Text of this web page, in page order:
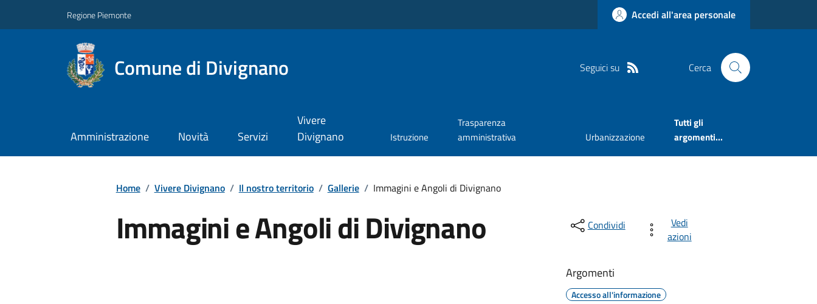
Regione Piemonte Accedi all'area personale
Comune di Divignano Seguici su Cerca
Amministrazione Novità Servizi
Vivere
Divignano
Istruzione
Trasparenza
amministrativa
Urbanizzazione
Tutti gli
argomenti...
Home / Vivere Divignano / Il nostro territorio / Gallerie / Immagini e Angoli di Divignano
Immagini e Angoli di Divignano Condividi
Vedi
azioni
Argomenti
Accesso all'informazione